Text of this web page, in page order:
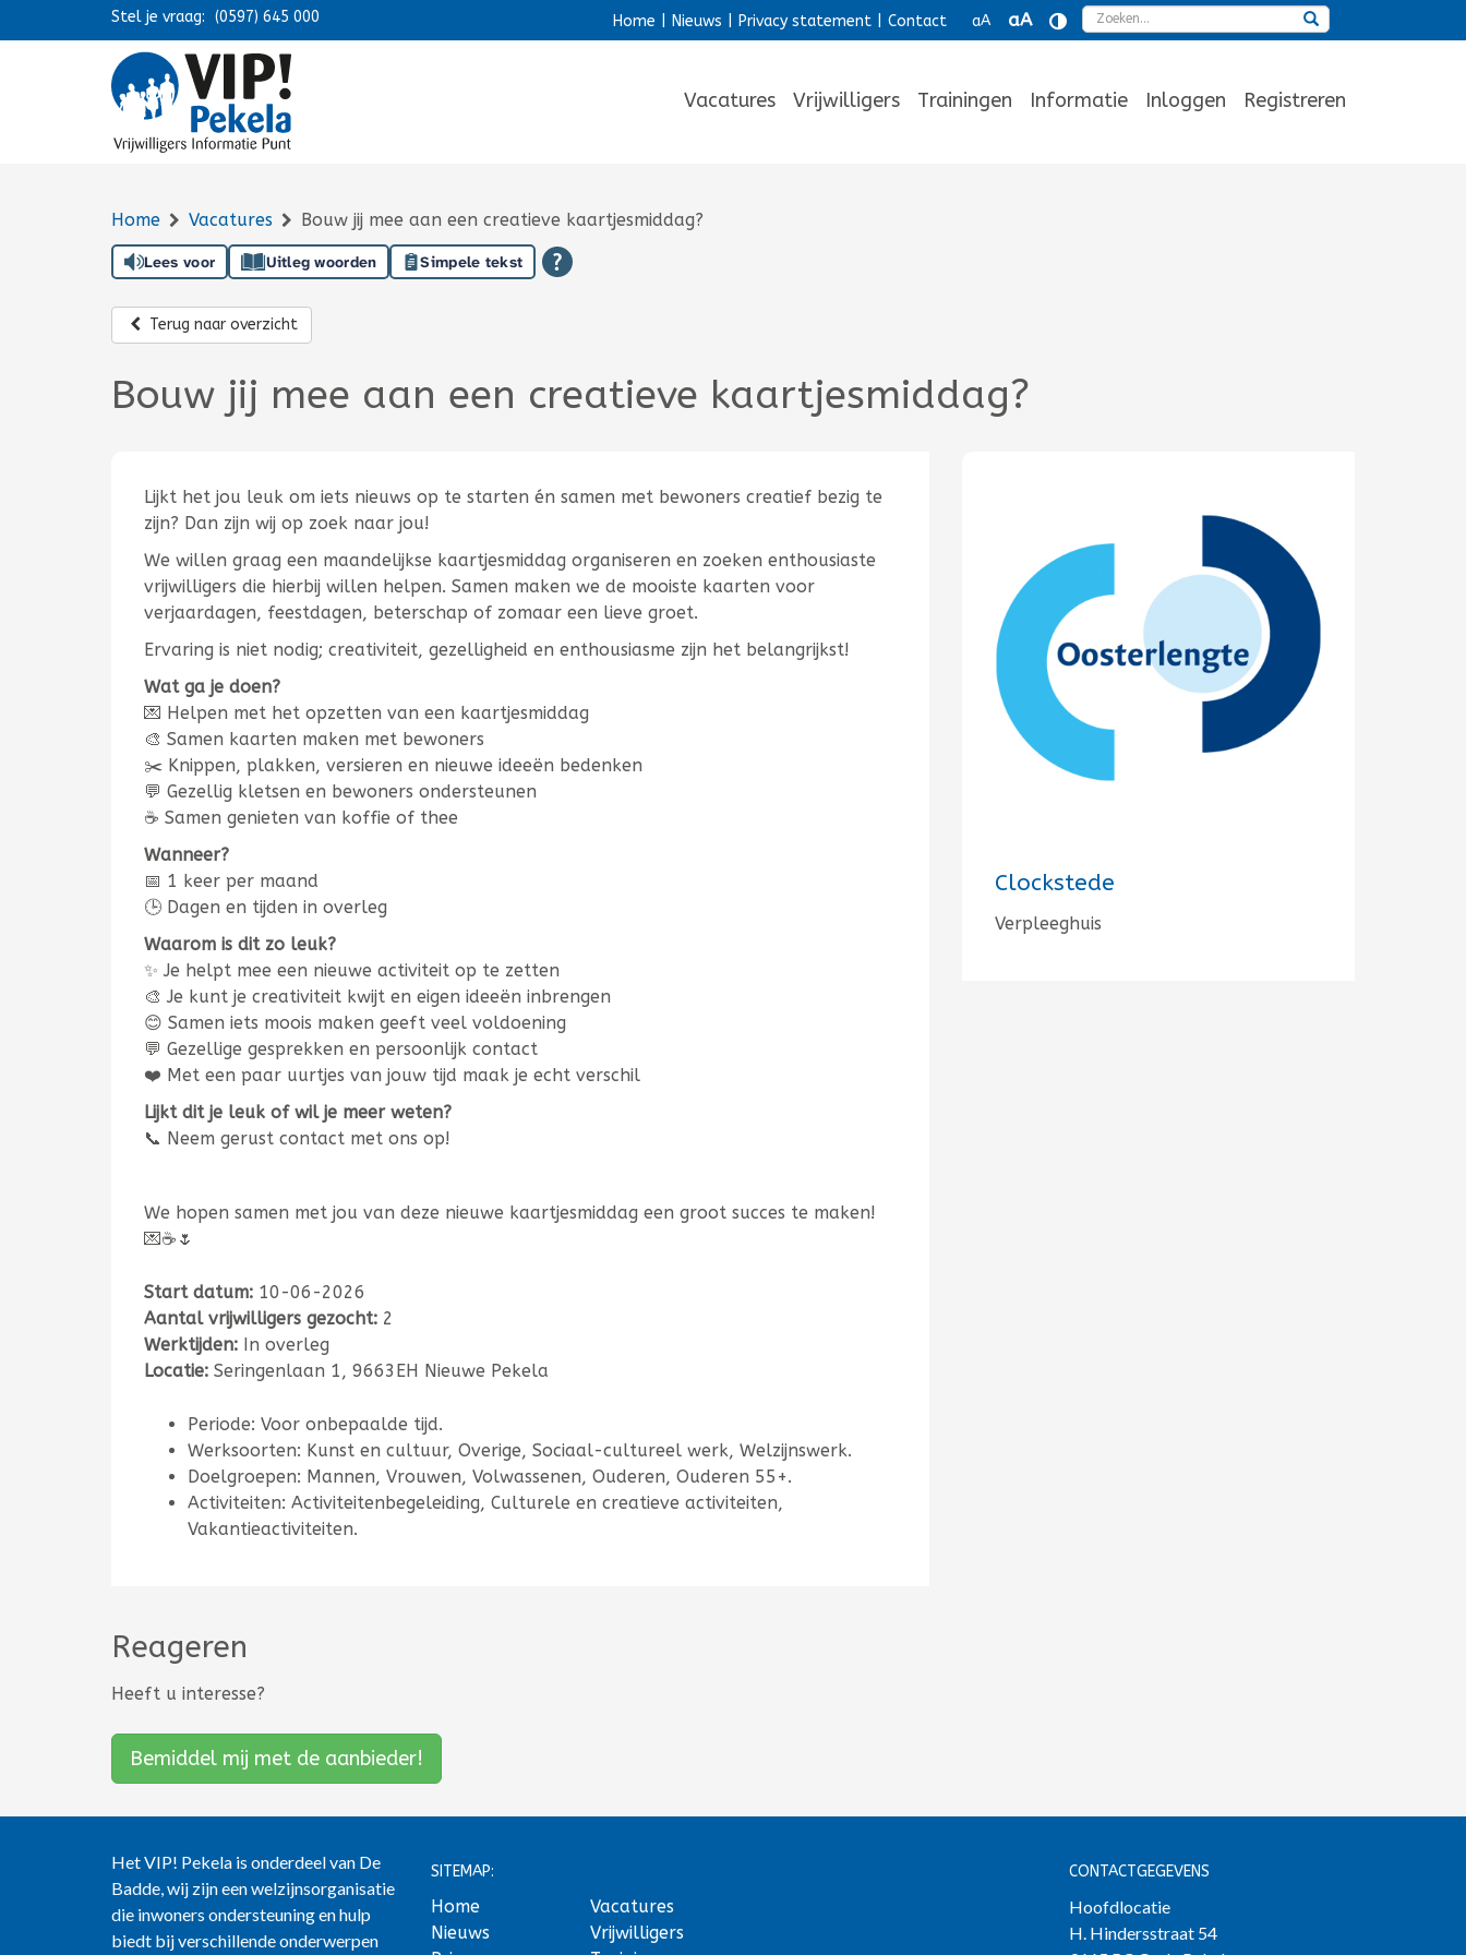
Navigatie overslaan
Stel je vraag: (0597) 645 000 Home Nieuws Privacy statement Contact aA aA Zoeken
Vacatures Vrijwilligers Trainingen Informatie Inloggen Registreren
Home Vacatures Bouw jij mee aan een creatieve kaartjesmiddag?
Lees voor Uitleg woorden Simpele tekst
Terug naar overzicht
Bouw jij mee aan een creatieve kaartjesmiddag?
Lijkt het jou leuk om iets nieuws op te starten én samen met bewoners creatief bezig te
zijn? Dan zijn wij op zoek naar jou!
We willen graag een maandelijkse kaartjesmiddag organiseren en zoeken enthousiaste
vrijwilligers die hierbij willen helpen. Samen maken we de mooiste kaarten voor
verjaardagen, feestdagen, beterschap of zomaar een lieve groet.
Ervaring is niet nodig; creativiteit, gezelligheid en enthousiasme zijn het belangrijkst!
Wat ga je doen?
💌 Helpen met het opzetten van een kaartjesmiddag
🎨 Samen kaarten maken met bewoners
✂️ Knippen, plakken, versieren en nieuwe ideeën bedenken
💬 Gezellig kletsen en bewoners ondersteunen
☕ Samen genieten van koffie of thee
Wanneer?
📅 1 keer per maand
🕒 Dagen en tijden in overleg
Waarom is dit zo leuk?
✨ Je helpt mee een nieuwe activiteit op te zetten
🎨 Je kunt je creativiteit kwijt en eigen ideeën inbrengen
😊 Samen iets moois maken geeft veel voldoening
💬 Gezellige gesprekken en persoonlijk contact
❤️ Met een paar uurtjes van jouw tijd maak je echt verschil
Lijkt dit je leuk of wil je meer weten?
📞 Neem gerust contact met ons op!
We hopen samen met jou van deze nieuwe kaartjesmiddag een groot succes te maken!
💌☕🌷
Start datum: 10-06-2026
Aantal vrijwilligers gezocht: 2
Werktijden: In overleg
Locatie: Seringenlaan 1, 9663EH Nieuwe Pekela
Periode: Voor onbepaalde tijd.
Werksoorten: Kunst en cultuur, Overige, Sociaal-cultureel werk, Welzijnswerk.
Doelgroepen: Mannen, Vrouwen, Volwassenen, Ouderen, Ouderen 55+.
Activiteiten: Activiteitenbegeleiding, Culturele en creatieve activiteiten,
Vakantieactiviteiten.
Clockstede
Verpleeghuis
Reageren
Heeft u interesse?
Bemiddel mij met de aanbieder!
Het VIP! Pekela is onderdeel van De
Badde, wij zijn een welzijnsorganisatie
die inwoners ondersteuning en hulp
biedt bij verschillende onderwerpen
SITEMAP:
Home
Nieuws
Vacatures
Vrijwilligers
CONTACTGEGEVENS
Hoofdlocatie
H. Hindersstraat 54